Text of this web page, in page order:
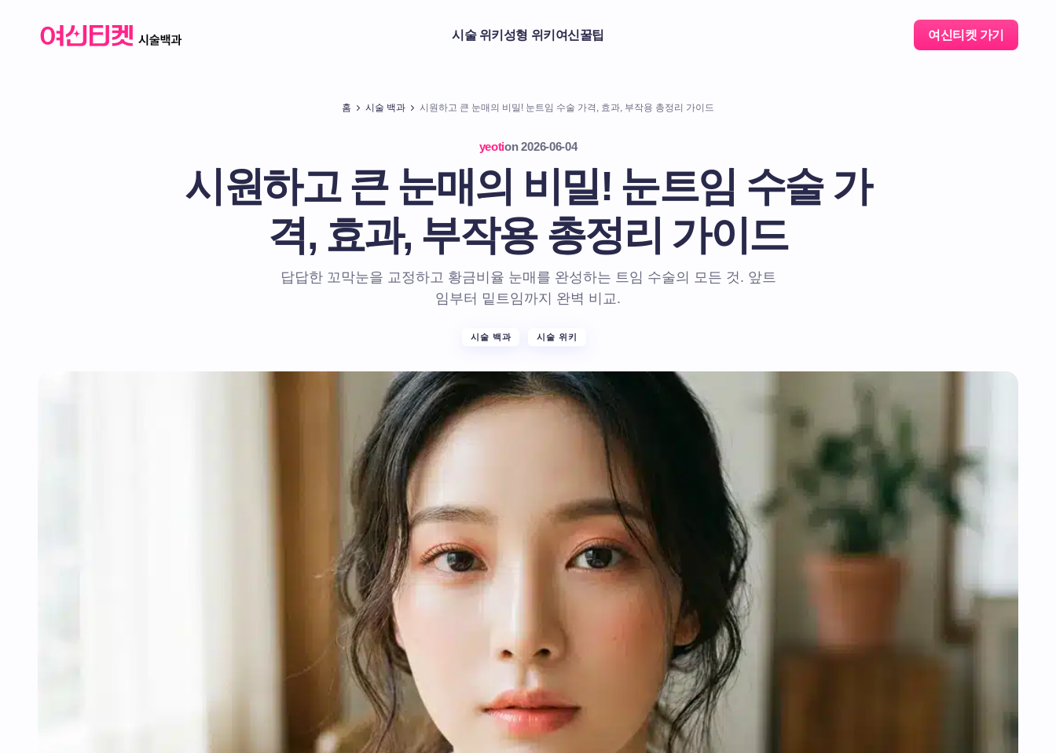
시술 위키 성형 위키 여신꿀팁 여신티켓 가기
홈 시술 백과 시원하고 큰 눈매의 비밀! 눈트임 수술 가격, 효과, 부작용 총정리 가이드
yeotion 2026-06-04
시원하고 큰 눈매의 비밀! 눈트임 수술 가
격, 효과, 부작용 총정리 가이드
답답한 꼬막눈을 교정하고 황금비율 눈매를 완성하는 트임 수술의 모든 것. 앞트
임부터 밑트임까지 완벽 비교.
시술 백과 시술 위키